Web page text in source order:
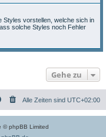
Styles vorstellen, welche sich in
solche Styles noch Fehler
Gehe zu
Alle Zeiten sind UTC+02:00
© phpBB Limited